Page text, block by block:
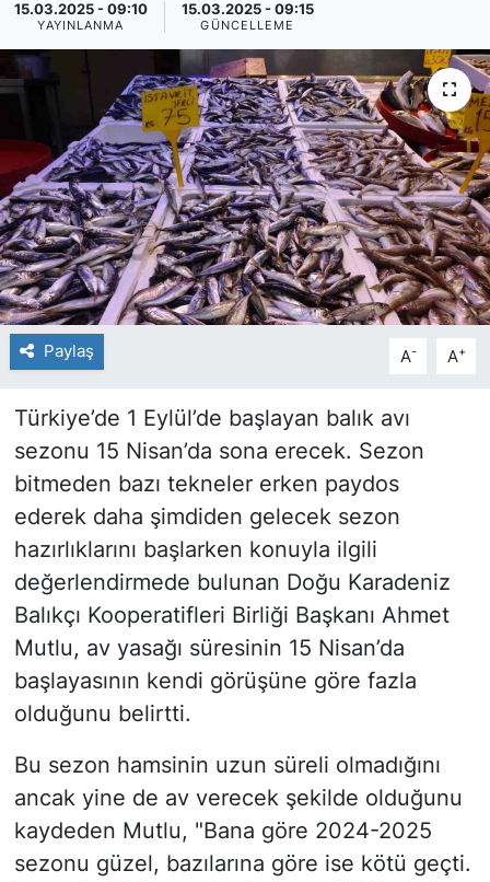
15.03.2025 - 09:10
YAYINLANMA
15.03.2025 - 09:15
GÜNCELLEME
Paylaş A- A+
Türkiye’de 1 Eylül’de başlayan balık avı
sezonu 15 Nisan’da sona erecek. Sezon
bitmeden bazı tekneler erken paydos
ederek daha şimdiden gelecek sezon
hazırlıklarını başlarken konuyla ilgili
değerlendirmede bulunan Doğu Karadeniz
Balıkçı Kooperatifleri Birliği Başkanı Ahmet
Mutlu, av yasağı süresinin 15 Nisan’da
başlayasının kendi görüşüne göre fazla
olduğunu belirtti.
Bu sezon hamsinin uzun süreli olmadığını
ancak yine de av verecek şekilde olduğunu
kaydeden Mutlu, "Bana göre 2024-2025
sezonu güzel, bazılarına göre ise kötü geçti.